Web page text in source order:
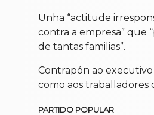
Unha “actitude
contra a empresa” que
de tantas familias”.
Contrapón ao
como aos traballadores
PARTIDO POPULAR